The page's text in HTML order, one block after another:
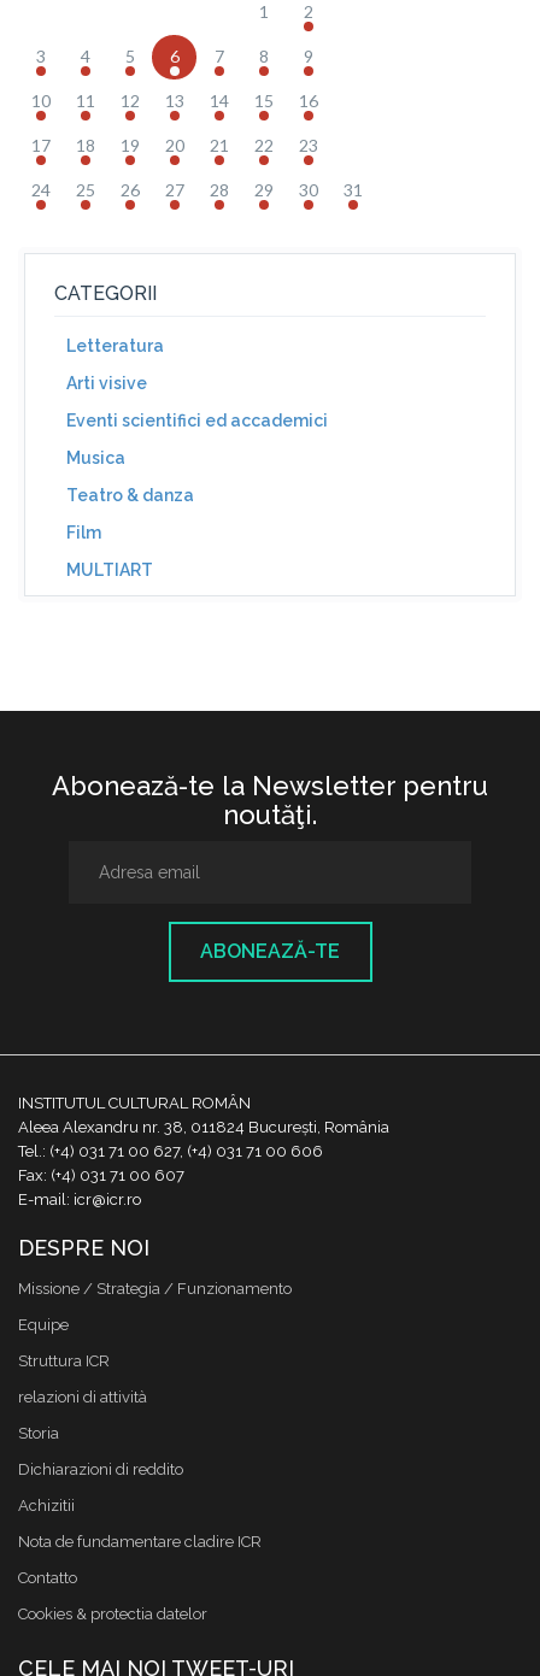
1 2
3 4 5 6 7 8 9
10 11 12 13 14 15 16
17 18 19 20 21 22 23
24 25 26 27 28 29 30 31
CATEGORII
Letteratura
Arti visive
Eventi scientifici ed accademici
Musica
Teatro & danza
Film
MULTIART
Abonează-te la Newsletter pentru
noutăţi.
ABONEAZĂ-TE
INSTITUTUL CULTURAL ROMÂN
Aleea Alexandru nr. 38, 011824 București, România
Tel.: (+4) 031 71 00 627, (+4) 031 71 00 606
Fax: (+4) 031 71 00 607
E-mail: icr@icr.ro
DESPRE NOI
Missione / Strategia / Funzionamento
Equipe
Struttura ICR
relazioni di attività
Storia
Dichiarazioni di reddito
Achizitii
Nota de fundamentare cladire ICR
Contatto
Cookies & protectia datelor
CELE MAI NOI TWEET-URI